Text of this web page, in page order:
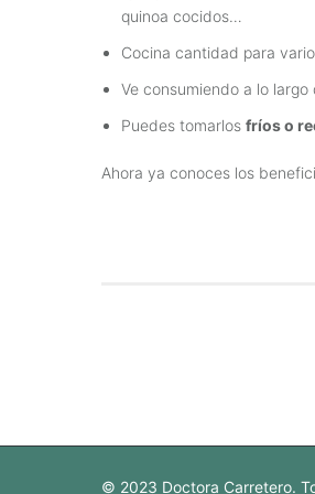
quinoa cocidos…
Cocina cantidad para
Ve consumiendo a lo
Puedes tomarlosfríos o
Ahora ya conoces los
© 2023 Doctora Carretero.